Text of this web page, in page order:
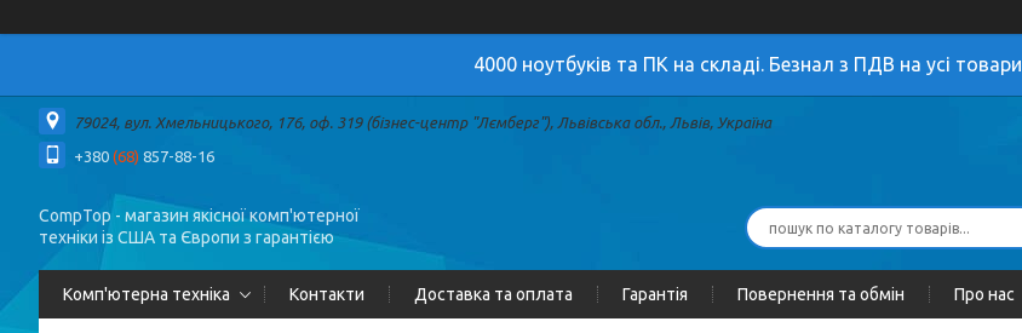
4000 ноутбуків та ПК на складі. Безнал з ПДВ на усі товари
79024, вул. Хмельницького, 176, оф. 319 (бізнес-центр "Лємберг"), Львівська обл., Львів, Україна
+380 (68) 857-88-16
CompTop - магазин якісної комп'ютерної
техніки із США та Європи з гарантією
Комп'ютерна техніка Контакти Доставка та оплата Гарантія Повернення та обмін Про нас